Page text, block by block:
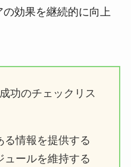
効果を継続的に向上
功のチェックリス
情報を提供する
ールを維持する